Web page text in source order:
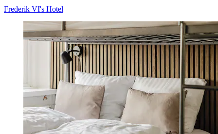
Frederik VI's Hotel